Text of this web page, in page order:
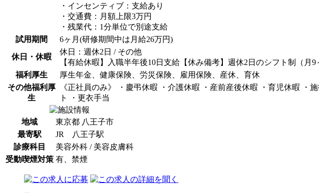
・インセンティブ：支給あり
・交通費：月額上限3万円
・残業代：1分単位で別途支給
試用期間
6ヶ月(研修期間中は月給26万円)
休日・休暇
休日：週休2日 / その他
【有給休暇】入職半年後10日支給【休み備考】週休2日のシフト制（月
福利厚生
厚生年金、健康保険、労災保険、雇用保険、産休、育休
その他福利厚
生
《正社員のみ》 ・慶弔休暇 ・介護休暇 ・産前産後休暇 ・育児休暇
ト ・更衣手当
地域
東京都 八王子市
最寄駅
JR 八王子駅
診療科目
美容外科 / 美容皮膚科
受動喫煙対策 有、禁煙